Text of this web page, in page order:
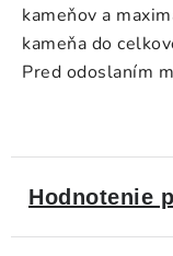
kameňov a
kameňa do
Pred odoslaním
Hodnotenie